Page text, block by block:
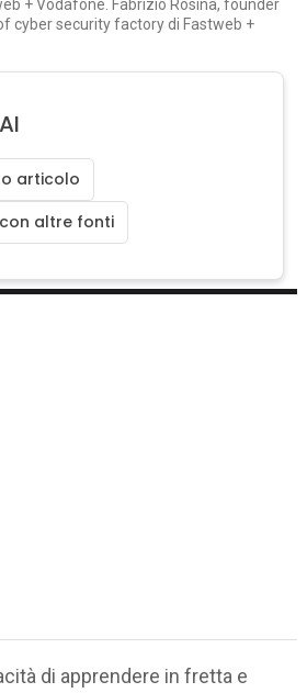
+ Vodafone. Fabrizio Rosina, founder
cyber security factory di Fastweb +
articolo
altre fonti
di apprendere in fretta e